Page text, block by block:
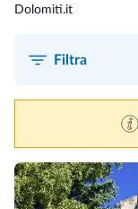
Dolomiti.it
Filtra